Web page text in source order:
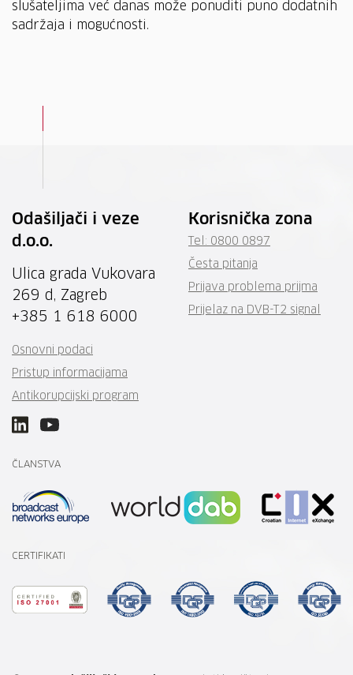
slušateljima već danas može ponuditi puno dodatnih
sadržaja i mogućnosti.
Odašiljači i veze
d.o.o.
Ulica grada Vukovara
269 d, Zagreb
+385 1 618 6000
Osnovni podaci
Pristup informacijama
Antikorupcijski program
Korisnička zona
Tel: 0800 0897
Česta pitanja
Prijava problema prijma
Prijelaz na DVB-T2 signal
ČLANSTVA
CERTIFIKATI